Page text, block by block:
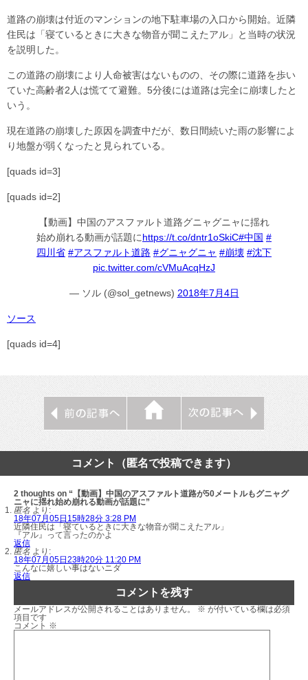
道路の崩壊は付近のマンションの地下駐車場の入口から開始。近隣
住民は「寝ているときに大きな物音が聞こえたアル」と当時の状況
を説明した。
この道路の崩壊により人命被害はないものの、その際に道路を歩い
ていた高齢者2人は慌てて避難。5分後には道路は完全に崩壊したと
いう。
現在道路の崩壊した原因を調査中だが、数日間続いた雨の影響によ
り地盤が弱くなったと見られている。
[quads id=3]
[quads id=2]
【動画】中国のアスファルト道路グニャグニャに揺れ
始め崩れる動画が話題にhttps://t.co/dntr1oSkiC#中国 #
四川省 #アスファルト道路 #グニャグニャ #崩壊 #沈下
pic.twitter.com/cVMuAcqHzJ
— ソル (@sol_getnews) 2018年7月4日
ソース
[quads id=4]
コメント（匿名で投稿できます）
2 thoughts on “【動画】中国のアスファルト道路が50メートルもグニャグ
ニャに揺れ始め崩れる動画が話題に”
匿名 より:
18年07月05日15時28分 3:28 PM
近隣住民は「寝ているときに大きな物音が聞こえたアル」
『アル』って言ったのかよ
返信
匿名 より:
18年07月05日23時20分 11:20 PM
こんなに嬉しい事はないニダ
返信
コメントを残す
メールアドレスが公開されることはありません。 ※ が付いている欄は必須
項目です
コメント ※